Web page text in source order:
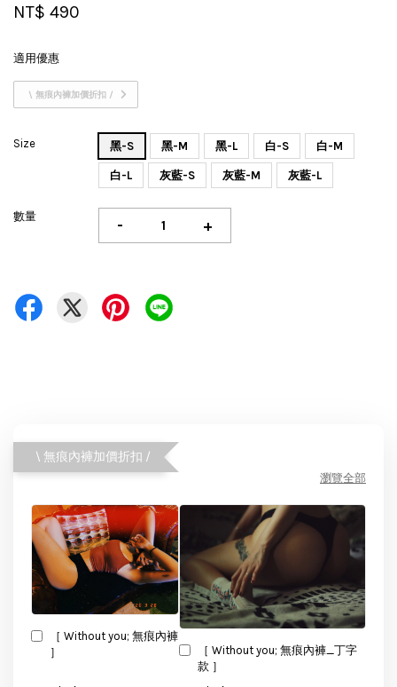
NT$ 490
適用優惠
\ 無痕內褲加價折扣 /
Size 黑-S 黑-M 黑-L 白-S 白-M
白-L 灰藍-S 灰藍-M 灰藍-L
數量 - +
\ 無痕內褲加價折扣 /
瀏覽全部
［ Without you; 無痕內褲
］
［ Without you; 無痕內褲_丁字
款 ］